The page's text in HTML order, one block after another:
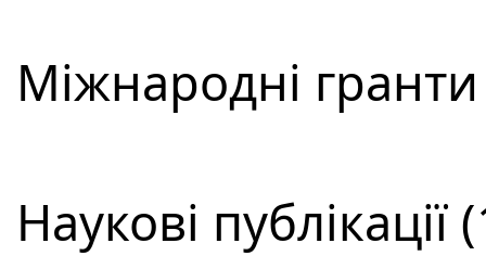
Міжнародні
Наукові публікації